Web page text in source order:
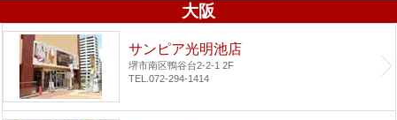
大阪
サンピア光明池店
堺市南区鴨谷台2-2-1 2F
TEL.072-294-1414